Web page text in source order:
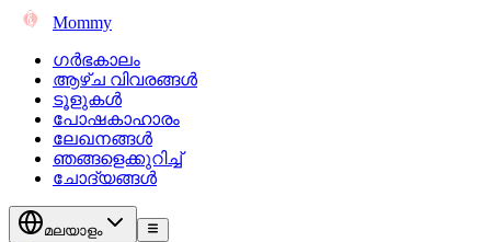
Mommy
ഗർഭകാലം
ആഴ്ച വിവരങ്ങൾ
ടൂളുകൾ
പോഷകാഹാരം
ലേഖനങ്ങൾ
ഞങ്ങളെക്കുറിച്ച്
ചോദ്യങ്ങൾ
മലയാളം